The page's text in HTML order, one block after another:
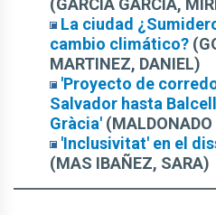
(GARCIA GARCIA,
La ciudad
cambio climático?
MARTINEZ, DANIEL)
'Proyecto de
Salvador hasta
Gràcia'
'Inclusivitat' en el
(MAS IBAÑEZ, SARA)